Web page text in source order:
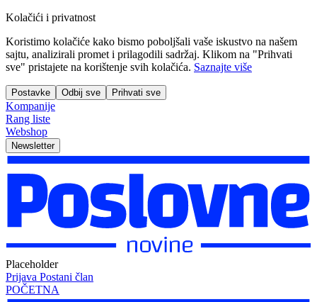
Kolačići i privatnost
Koristimo kolačiće kako bismo poboljšali vaše iskustvo na našem
sajtu, analizirali promet i prilagodili sadržaj. Klikom na "Prihvati
sve" pristajete na korištenje svih kolačića. Saznajte više
Postavke Odbij sve Prihvati sve
Kompanije
Rang liste
Webshop
Newsletter
Placeholder
Prijava Postani član
POČETNA